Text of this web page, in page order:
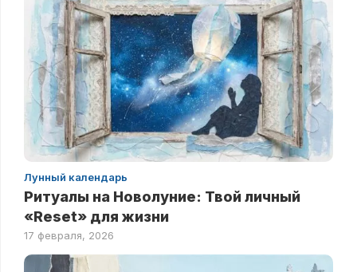
Лунный календарь
Ритуалы на Новолуние: Твой личный
«Reset» для жизни
17 февраля, 2026